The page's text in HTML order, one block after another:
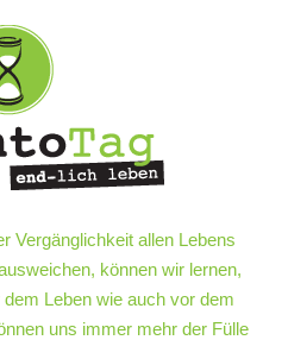
leben
Vergänglichkeit allen Lebens
können wir lernen,
Leben wie auch vor dem
uns immer mehr der Fülle